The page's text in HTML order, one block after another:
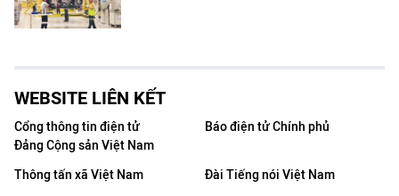
WEBSITE LIÊN KẾT
Cổng thông tin điện tử
Đảng Cộng sản Việt Nam
Báo điện tử Chính phủ
Thông tấn xã Việt Nam
Đài Tiếng nói Việt Nam